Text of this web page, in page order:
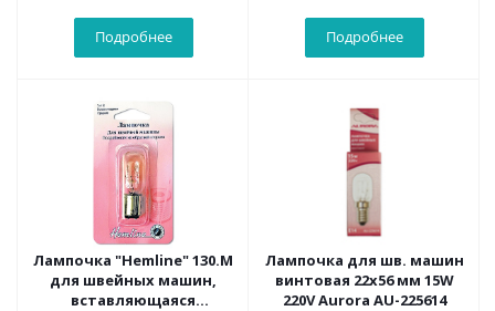
Подробнее Подробнее
Лампочка "Hemline" 130.M
для швейных машин,
вставляющаяся
Лампочка для шв. машин
винтовая 22х56 мм 15W
220V Aurora AU-225614